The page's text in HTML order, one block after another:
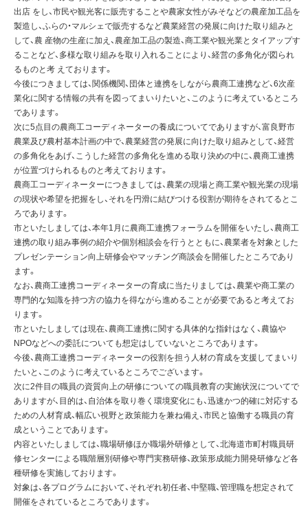
出店 をし、市民や観光客に販売することや農家女性がみそなどの農産加工品を
製造し、ふらの・マルシェで販売するなど農業経営の発展に向けた取り組みと
して、農 産物の生産に加え、農産加工品の製造、商工業や観光業とタイアップす
ることなど、多様な取り組みを取り入れることにより、経営の多角化が図られ
るものと考 えております。
今後につきましては、関係機関、団体と連携をしながら農商工連携など、6次産
業化に関する情報の共有を図ってまいりたいと、このように考えているところ
であります。
次に5点目の農商工コーディネーターの養成についてでありますが、富良野市
農業及び農村基本計画の中で、農業経営の発展に向けた取り組みとして、経営
の多角化をあげ、こうした経営の多角化を進める取り決めの中に、農商工連携
が位置づけられるものと考えております。
農商工コーディネーターにつきましては、農業の現場と商工業や観光業の現場
の現状や希望を把握をし、それを円滑に結びつける役割が期待をされてるとこ
ろであります。
市といたしましては、本年1月に農商工連携フォーラムを開催をいたし、農商工
連携の取り組み事例の紹介や個別相談会を行うとともに、農業者を対象とした
プレゼンテーション向上研修会やマッチング商談会を開催したところであり
ます。
なお、農商工連携コーディネーターの育成に当たりましては、農業や商工業の
専門的な知識を持つ方の協力を得ながら進めることが必要であると考えてお
ります。
市といたしましては現在、農商工連携に関する具体的な指針はなく、農協や
NPOなどへの委託についても想定はしていないところであります。
今後、農商工連携コーディネーターの役割を担う人材の育成を支援してまいり
たいと、このように考えているところでございます。
次に2件目の職員の資質向上の研修についての職員教育の実施状況についてで
ありますが、目的は、自治体を取り巻く環境変化にも、迅速かつ的確に対応する
ための人材育成、幅広い視野と政策能力を兼ね備え、市民と協働する職員の育
成ということであります。
内容といたしましては、職場研修ほか職場外研修として、北海道市町村職員研
修センターによる職階層別研修や専門実務研修、政策形成能力開発研修など各
種研修を実施しております。
対象は、各プログラムにおいて、それぞれ初任者、中堅職、管理職を想定されて
開催をされているところであります。